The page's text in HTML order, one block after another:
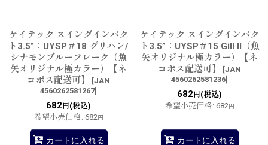
ケイテック スイングインパク
ト3.5”：UYSP＃18 グリパン/
シナモンブルーフレーク（魚
矢オリジナル極カラー）【ネ
コポス配送可】
[JAN
4560262581267]
682 円(税込)
希望小売価格: 682 円
カートに入れる
ケイテック スイングインパク
ト3.5”：UYSP＃15 Gill II（魚
矢オリジナル極カラー）【ネ
コポス配送可】
[JAN
4560262581236]
682 円(税込)
希望小売価格: 682 円
カートに入れる